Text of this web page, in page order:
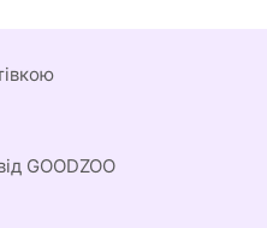
GOODZOO